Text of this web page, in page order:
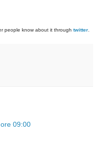
people know about it through twitter
09:00